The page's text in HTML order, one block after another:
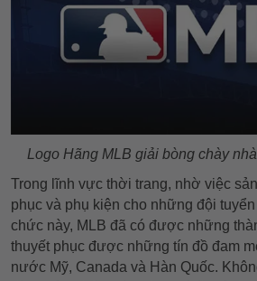
Logo Hãng MLB giải bòng chày
Trong lĩnh vực thời trang, nhờ việc
phục và phụ kiện cho những đội
chức này, MLB đã có được những
thuyết phục được những tín đồ đam
nước Mỹ, Canada và Hàn Quốc.